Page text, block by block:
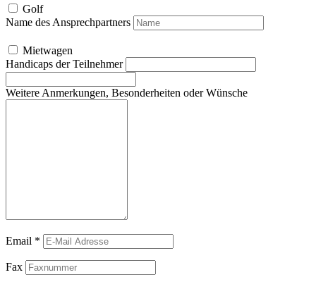
Golf
Name des Ansprechpartners
Mietwagen
Handicaps der Teilnehmer
Weitere Anmerkungen, Besonderheiten oder Wünsche
Email *
Fax